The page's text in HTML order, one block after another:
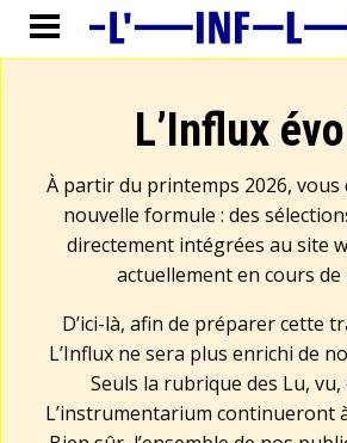
L’Influx
À partir du printemps 2026, vous
nouvelle formule : des
directement intégrées au site
actuellement en cours
D’ici-là, afin de préparer cette
L’Influx ne sera plus enrichi de
Seuls la rubrique des Lu,
L’instrumentarium continueront